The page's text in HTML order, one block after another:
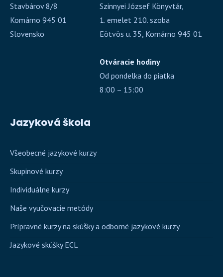
Stavbárov 8/8
Komárno 945 01
Slovensko
Szinnyei József Könyvtár,
1. emelet 210. szoba
Eötvös u. 35, Komárno 945 01
Otváracie hodiny
Od pondelka do piatka
8:00 – 15:00
Jazyková škola
Všeobecné jazykové kurzy
Skupinové kurzy
Individuálne kurzy
Naše vyučovacie metódy
Prípravné kurzy na skúšky a odborné jazykové kurzy
Jazykové skúšky ECL